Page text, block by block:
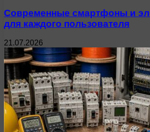
Современные смартфоны и
для каждого пользователя
21.07.2026